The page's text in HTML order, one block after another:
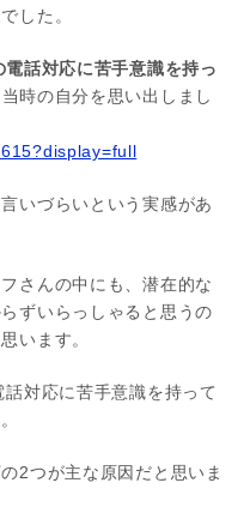
した。
話対応に苦手意識を持っ
時の自分を思い出しまし
いづらいという実感があ
さんの中にも、潜在的な
ずいらっしゃると思うの
います。
対応に苦手意識を持って
2つが主な原因だと思いま